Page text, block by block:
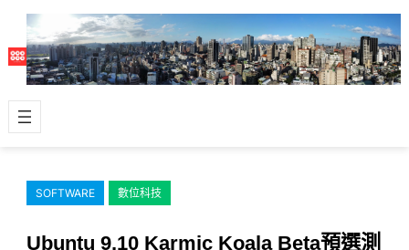
主
容
SOFTWARE 數位科技
Ubuntu 9.10 Karmic Koala Beta預選測